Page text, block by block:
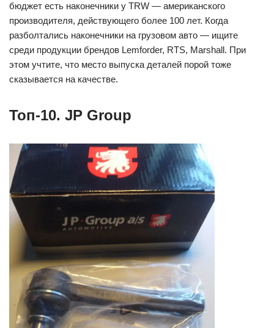
бюджет есть наконечники у TRW ― американского
производителя, действующего более 100 лет. Когда
разболтались наконечники на грузовом авто ― ищите
среди продукции брендов Lemforder, RTS, Marshall. При
этом учтите, что место выпуска деталей порой тоже
сказывается на качестве.
Топ-10. JP Group